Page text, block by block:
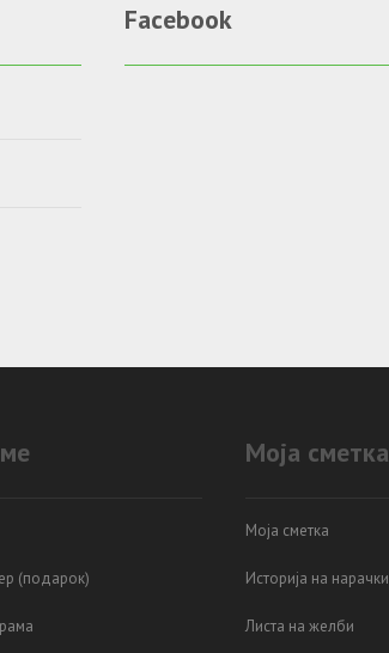
Facebook
(подарок)
Моја сметка
Моја сметка
Историја на нарачки
Листа на желби